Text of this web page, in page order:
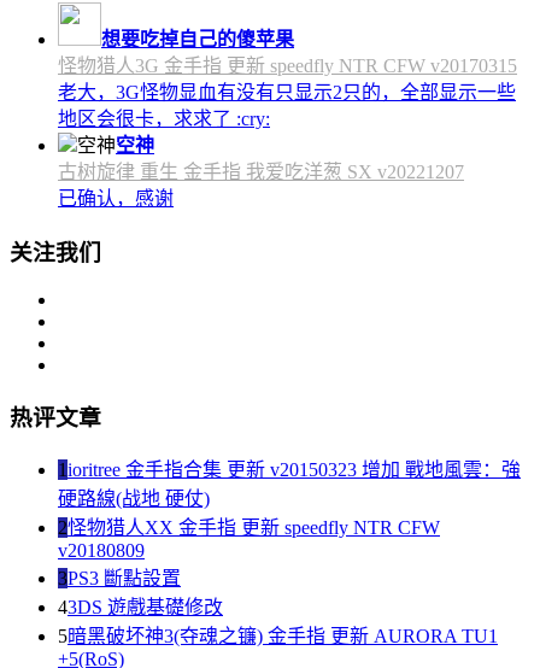
想要吃掉自己的傻苹果
怪物猎人3G 金手指 更新 speedfly NTR CFW v20170315
老大，3G怪物显血有没有只显示2只的，全部显示一些
地区会很卡，求求了 :cry:
空神
古树旋律 重生 金手指 我爱吃洋葱 SX v20221207
已确认，感谢
关注我们
热评文章
1ioritree 金手指合集 更新 v20150323 增加 戰地風雲：強
硬路線(战地 硬仗)
2怪物猎人XX 金手指 更新 speedfly NTR CFW
v20180809
3PS3 斷點設置
43DS 遊戲基礎修改
5暗黑破坏神3(夺魂之镰) 金手指 更新 AURORA TU1
+5(RoS)